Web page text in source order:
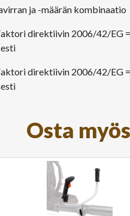
ja -määrän kombinaatio
direktiivin 2006/42/EG =
direktiivin 2006/42/EG
Osta myös